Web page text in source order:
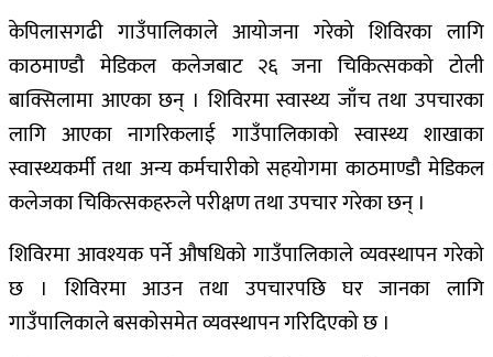
केपिलासगढी गाउँपालिकाले आयोजना गरेको शिविरका लागि
काठमाण्डौ मेडिकल कलेजबाट २६ जना चिकित्सकको टोली
बाक्सिलामा आएका छन् । शिविरमा स्वास्थ्य जाँच तथा उपचारका
लागि आएका नागरिकलाई गाउँपालिकाको स्वास्थ्य शाखाका
स्वास्थ्यकर्मी तथा अन्य कर्मचारीको सहयोगमा काठमाण्डौ मेडिकल
कलेजका चिकित्सकहरुले परीक्षण तथा उपचार गरेका छन् ।
शिविरमा आवश्यक पर्ने औषधिको गाउँपालिकाले व्यवस्थापन गरेको
छ । शिविरमा आउन तथा उपचारपछि घर जानका लागि
गाउँपालिकाले बसकोसमेत व्यवस्थापन गरिदिएको छ ।